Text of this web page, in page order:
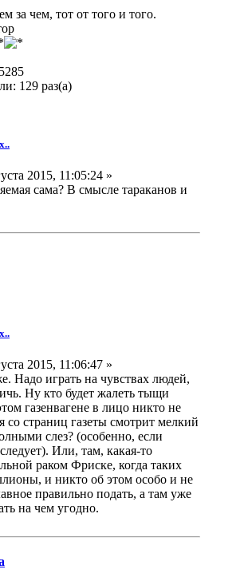
за чем, тот от того и того.
129 раз(а)
2015, 11:05:24 »
сама? В смысле тараканов и
2015, 11:06:47 »
Надо играть на чувствах людей,
Ну кто будет жалеть тыщи
газенвагене в лицо никто не
со страниц газеты смотрит мелкий
слез? (особенно, если
Или, там, какая-то
раком Фриске, когда таких
и никто об этом особо и не
правильно подать, а там уже
на чем угодно.